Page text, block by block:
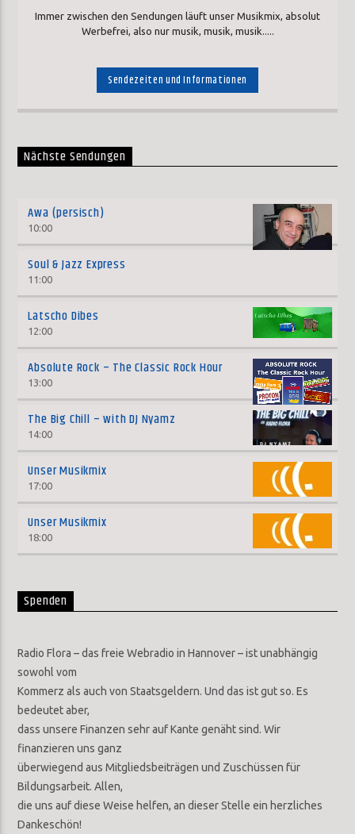
Immer zwischen den Sendungen läuft unser Musikmix, absolut
Werbefrei, also nur musik, musik, musik.....
Sendezeiten und Informationen
Nächste Sendungen
Awa (persisch)
10:00
Soul & Jazz Express
11:00
Latscho Dibes
12:00
Absolute Rock – The Classic Rock Hour
13:00
The Big Chill – with DJ Nyamz
14:00
Unser Musikmix
17:00
Unser Musikmix
18:00
Spenden
Radio Flora – das freie Webradio in Hannover – ist unabhängig
sowohl vom
Kommerz als auch von Staatsgeldern. Und das ist gut so. Es
bedeutet aber,
dass unsere Finanzen sehr auf Kante genäht sind. Wir
finanzieren uns ganz
überwiegend aus Mitgliedsbeiträgen und Zuschüssen für
Bildungsarbeit. Allen,
die uns auf diese Weise helfen, an dieser Stelle ein herzliches
Dankeschön!